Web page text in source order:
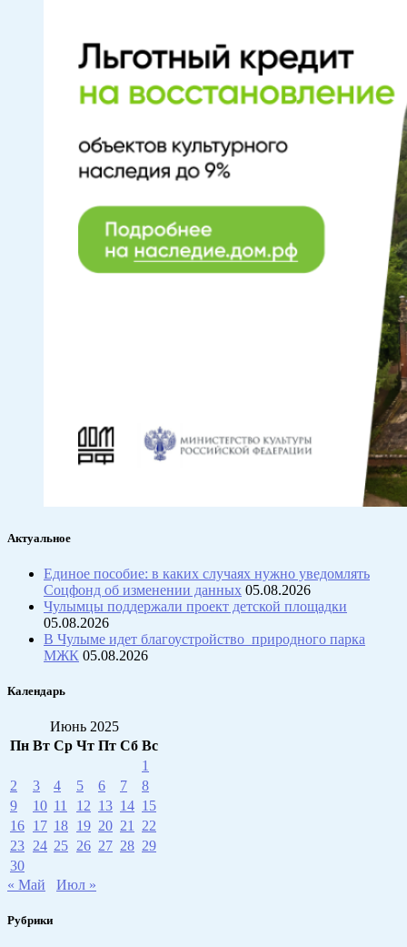
Актуальное
Единое пособие: в каких случаях нужно уведомлять
Соцфонд об изменении данных 05.08.2026
Чулымцы поддержали проект детской площадки
05.08.2026
В Чулыме идет благоустройство природного парка
МЖК 05.08.2026
Календарь
Июнь 2025
Пн Вт Ср Чт Пт Сб Вс
1
2
3 4 5 6 7
8
9
10 11 12 13 14 15
16 17 18 19 20 21
22
23 24 25 26 27 28 29
30
« Май
Июл »
Рубрики